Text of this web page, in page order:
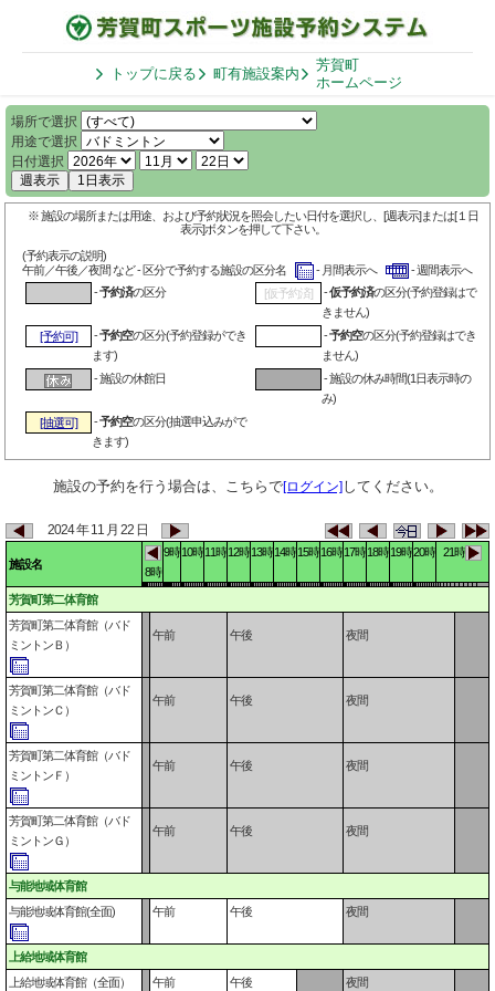
トップに戻る 町有施設案内
芳賀町
ホームページ
場所で選択
用途で選択
日付選択
週表示
1日表示
※ 施設の場所または用途、および予約状況を照会したい日付を選択し、[週表示]または[１日
表示]ボタンを押して下さい。
(予約表示の説明)
午前／午後／夜間 など - 区分で予約する施設の区分名
- 月間表示へ
- 週間表示へ
-予約済の区分 [仮予約済] -仮予約済の区分(予約登録はで
きません)
[予約可]
-予約空の区分(予約登録ができ
ます)
-予約空の区分(予約登録はでき
ません)
- 施設の休館日
- 施設の休み時間(1日表示時の
み)
[抽選可]
-予約空の区分(抽選申込みがで
きます)
施設の予約を行う場合は、こちらで[ログイン]してください。
2024 年 11 月 22 日
施設名
8時
9時10時11時12時13時14時15時16時17時18時19時20時 21時
芳賀町第二体育館
芳賀町第二体育館（バド
ミントンＢ）
午前 午後 夜間
芳賀町第二体育館（バド
ミントンＣ）
午前 午後 夜間
芳賀町第二体育館（バド
ミントンＦ）
午前 午後 夜間
芳賀町第二体育館（バド
ミントンＧ）
午前 午後 夜間
与能地域体育館
与能地域体育館(全面)
午前 午後 夜間
上給地域体育館
上給地域体育館（全面）
午前 午後 夜間